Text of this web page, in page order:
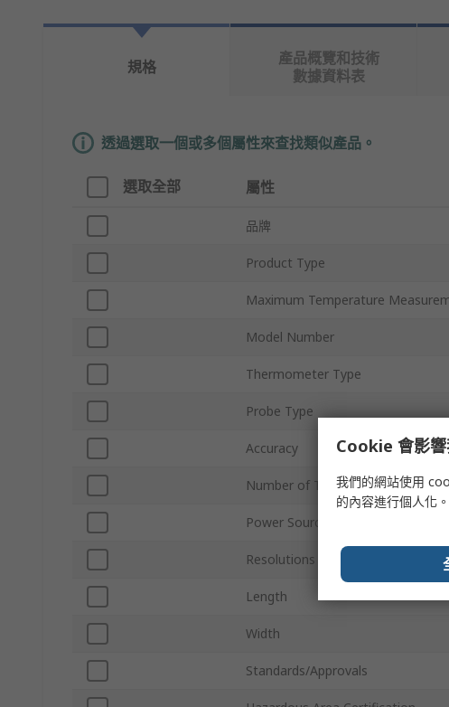
規格
產品概覽和技術
數據資料表
透過選取一個或多個屬性來查找類似產品。
選取全部 屬性
品牌
Product Type
Maximum Temperature
Model Number
Thermometer Type
Probe Type
Accuracy
Number of Temperature Inputs
Power Source
Resolutions Supported
Length
Width
Standards/Approvals
Cookie 會影
我們的網站使用
的內容進行個人化